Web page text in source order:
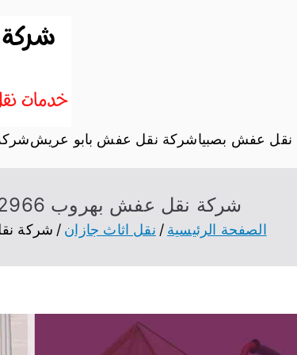
عفش بصبياشركة نقل عفش بابو عريش
شركة نقل عفش بهروب 0570092966 خصم 45% ارخص شركة نقل عفش هروب
الصفحة الرئيسية نقل اثاث جازان شركة نقل عفش بهروب